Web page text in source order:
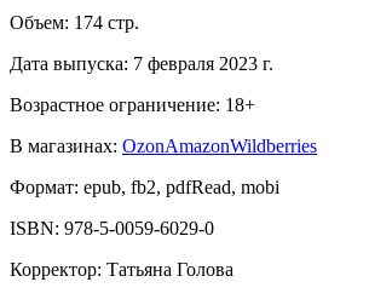
Объем: 174 стр.
Дата выпуска: 7 февраля 2023 г.
Возрастное ограничение: 18+
В магазинах: OzonAmazonWildberries
Формат: epub, fb2, pdfRead, mobi
ISBN: 978-5-0059-6029-0
Корректор: Татьяна Голова